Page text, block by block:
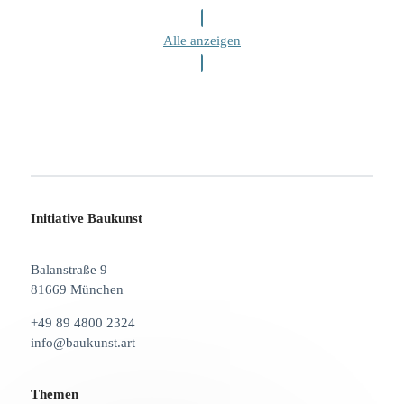
Alle anzeigen
Initiative Baukunst
Balanstraße 9
81669 München
+49 89 4800 2324
info@baukunst.art
Themen